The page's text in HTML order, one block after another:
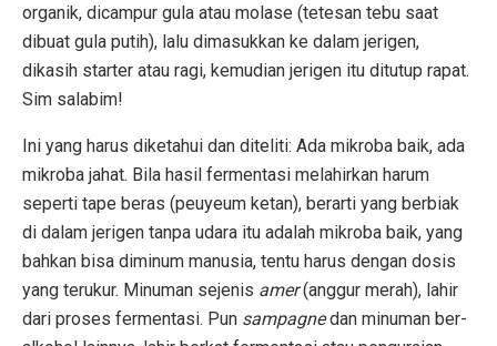
organik, dicampur gula atau molase (tetesan tebu saat
dibuat gula putih), lalu dimasukkan ke dalam jerigen,
dikasih starter atau ragi, kemudian jerigen itu ditutup rapat.
Sim salabim!
Ini yang harus diketahui dan diteliti: Ada mikroba baik, ada
mikroba jahat. Bila hasil fermentasi melahirkan harum
seperti tape beras (peuyeum ketan), berarti yang berbiak
di dalam jerigen tanpa udara itu adalah mikroba baik, yang
bahkan bisa diminum manusia, tentu harus dengan dosis
yang terukur. Minuman sejenis amer(anggur merah), lahir
dari proses fermentasi. Pun sampagnedan minuman ber-